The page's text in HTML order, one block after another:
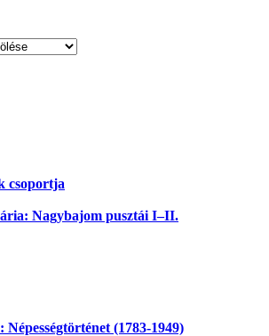
csoportja
Nagybajom pusztái I–II.
(1783-1949)